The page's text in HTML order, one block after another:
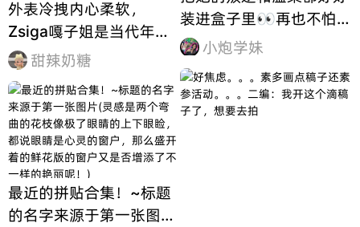
外表冷拽内心柔软，
Zsiga嘎子姐是当代年轻
人缩影甜辣奶糖
最近的拼贴合集！~标题
的名字来源于第一张图片
装进盒子里👀再也不怕她
逃跑啦～
小炮学妹